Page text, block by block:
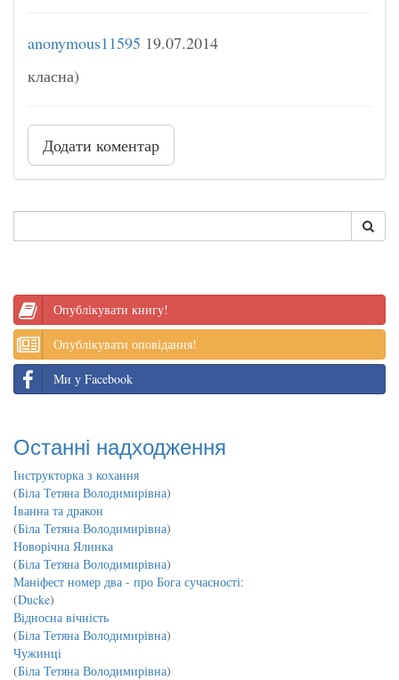
anonymous11595 19.07.2014
класна)
Додати коментар
Опублікувати книгу!
Опублікувати оповідання!
Ми у Facebook
Останні надходження
Інструкторка з кохання
(Біла Тетяна Володимирівна)
Іванна та дракон
(Біла Тетяна Володимирівна)
Новорічна Ялинка
(Біла Тетяна Володимирівна)
Маніфест номер два - про Бога сучасності:
(Ducke)
Відносна вічність
(Біла Тетяна Володимирівна)
Чужинці
(Біла Тетяна Володимирівна)